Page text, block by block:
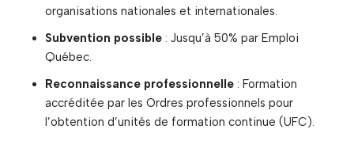
organisations nationales et internationales.
Subvention possible : Jusqu’à 50% par Emploi
Québec.
Reconnaissance professionnelle : Formation
accréditée par les Ordres professionnels pour
l’obtention d’unités de formation continue (UFC).